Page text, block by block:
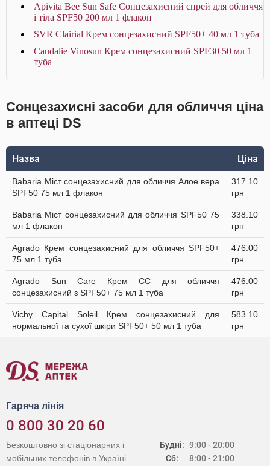
Apivita Bee Sun Safe Сонцезахисний спрей для обличчя
і тіла SPF50 200 мл 1 флакон
SVR Clairial Крем сонцезахисний SPF50+ 40 мл 1 туба
Caudalie Vinosun Крем сонцезахисний SPF30 50 мл 1
туба
Сонцезахисні засоби для обличчя ціна
в аптеці DS
Назва Ціна
Babaria Міст сонцезахисний для обличчя Алое вера
SPF50 75 мл 1 флакон
317.10
грн
Babaria Міст сонцезахисний для обличчя SPF50 75
мл 1 флакон
338.10
грн
Agrado Крем сонцезахисний для обличчя SPF50+
75 мл 1 туба
476.00
грн
Agrado Sun Care Крем СС для обличчя
сонцезахисний з SPF50+ 75 мл 1 туба
476.00
грн
Vichy Capital Soleil Крем сонцезахисний для
нормальної та сухої шкіри SPF50+ 50 мл 1 туба
583.10
грн
Гаряча лінія
0 800 30 20 60
Будні:
Сб:
9:00 - 20:00
8:00 - 21:00
Безкоштовно зі стаціонарних і
мобільних телефонів в Україні